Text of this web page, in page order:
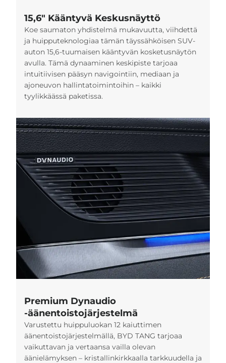
15,6" Kääntyvä Keskusnäyttö
Koe saumaton yhdistelmä mukavuutta, viihdettä
ja huipputeknologiaa tämän täyssähköisen SUV-
auton 15,6-tuumaisen kääntyvän kosketusnäytön
avulla. Tämä dynaaminen keskipiste tarjoaa
intuitiivisen pääsyn navigointiin, mediaan ja
ajoneuvon hallintatoimintoihin – kaikki
tyylikkäässä paketissa.
Premium Dynaudio
-äänentoistojärjestelmä
Varustettu huippuluokan 12 kaiuttimen
äänentoistojärjestelmällä, BYD TANG tarjoaa
vaikuttavan ja vertaansa vailla olevan
äänielämyksen – kristallinkirkkaalla tarkkuudella ja